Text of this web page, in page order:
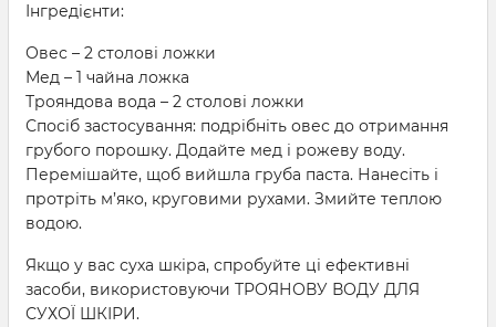
Інгредієнти:
Овес – 2 столові ложки
Мед – 1 чайна ложка
Трояндова вода – 2 столові ложки
Спосіб застосування: подрібніть овес до отримання
грубого порошку. Додайте мед і рожеву воду.
Перемішайте, щоб вийшла груба паста. Нанесіть і
протріть м’яко, круговими рухами. Змийте теплою
водою.
Якщо у вас суха шкіра, спробуйте ці ефективні
засоби, використовуючи ТРОЯНОВУ ВОДУ ДЛЯ
СУХОЇ ШКІРИ.